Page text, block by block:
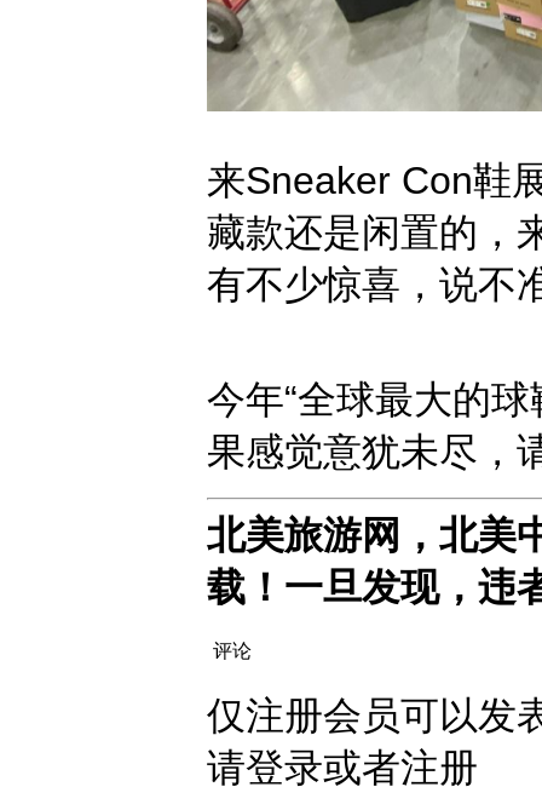
来Sneaker Con鞋
藏款还是闲置的，
有不少惊喜，说不
今年“全球最大的
果感觉意犹未尽，
北美旅游网，北美
载！一旦发现，违
评论
仅注册会员可以发
请登录或者注册